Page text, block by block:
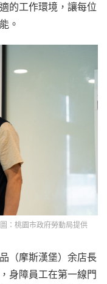
的工作環境，讓每位
。
：桃園市政府勞動局提供
（摩斯漢堡）余店長
身障員工在第一線門